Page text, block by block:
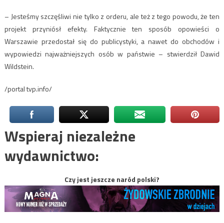
– Jesteśmy szczęśliwi nie tylko z orderu, ale też z tego powodu, że ten
projekt przyniósł efekty. Faktycznie ten sposób opowieści o
Warszawie przedostał się do publicystyki, a nawet do obchodów i
wypowiedzi najważniejszych osób w państwie – stwierdził Dawid
Wildstein.
/portal tvp.info/
Wspieraj niezależne
wydawnictwo:
Czy jest jeszcze naród polski?